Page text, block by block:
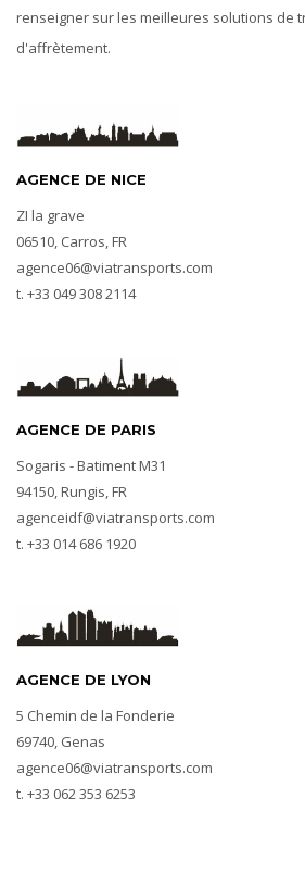
renseigner sur les meilleures solutions de
d'affrètement.
AGENCE DE NICE
ZI la grave
​06510, Carros, FR
agence06@viatransports.com
t. +33 049 308 2114
AGENCE DE PARIS
Sogaris - Batiment M31
​94150, Rungis, FR
agenceidf@viatransports.com
t. +33 014 686 1920
AGENCE DE LYON
5 Chemin de la Fonderie
​69740, ​Genas
agence06@viatransports.com
t. +33 062 353 6253